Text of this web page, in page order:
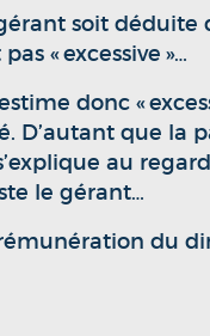
soit
« excessive »…
donc «
D’autant que la
au
le gérant…
rémunération du